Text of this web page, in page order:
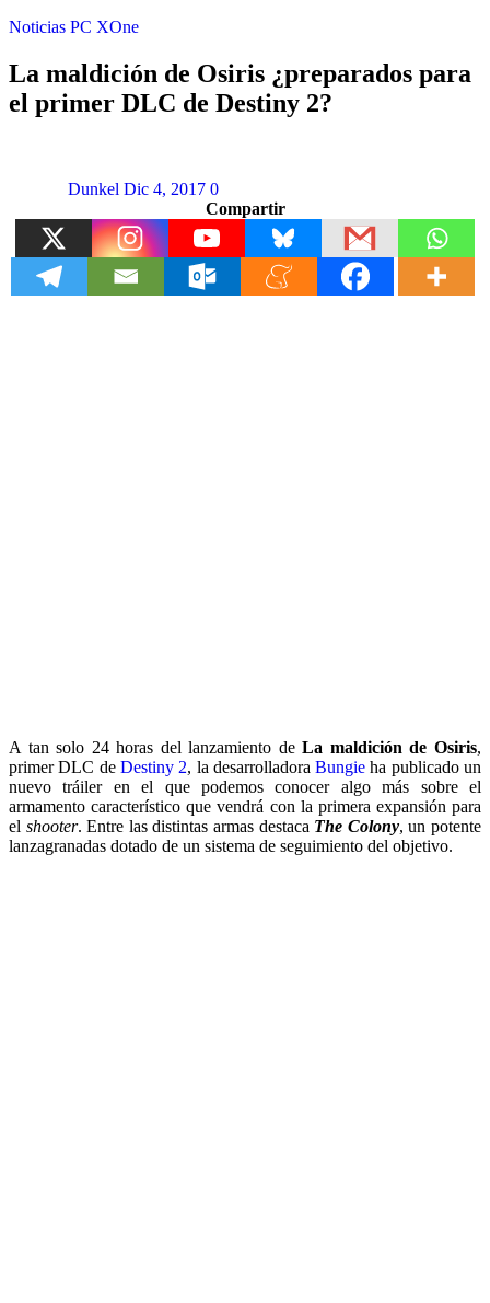
Noticias PC XOne
La maldición de Osiris ¿preparados para
el primer DLC de Destiny 2?
Dunkel Dic 4, 2017 0
Compartir
A tan solo 24 horas del lanzamiento deLa maldición de Osiris,
primer DLC de Destiny 2, la desarrolladoraBungie ha publicado un
nuevo tráiler en el que podemos conocer algo más sobre el
armamento característico que vendrá con la primera expansión para
el shooter. Entre las distintas armas destaca The Colony, un potente
lanzagranadas dotado de un sistema de seguimiento del objetivo.